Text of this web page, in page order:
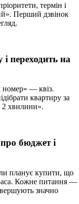
термін і
Перший дзвінок
переходить на
номер» — квіз.
квартиру за
хвилини».
бюджет і
планує купити, що
Кожне питання —
значно